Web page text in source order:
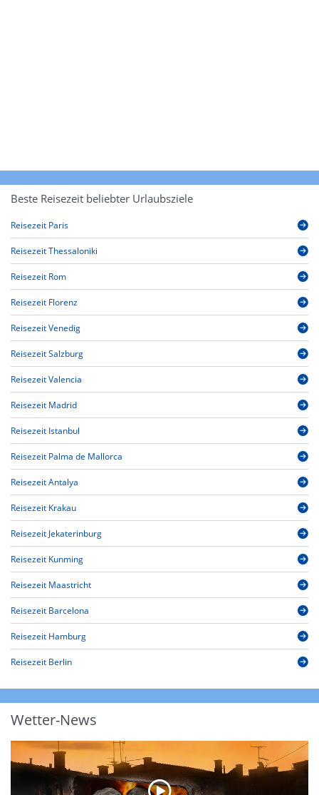
Beste Reisezeit beliebter Urlaubsziele
Reisezeit Paris
Reisezeit Thessaloniki
Reisezeit Rom
Reisezeit Florenz
Reisezeit Venedig
Reisezeit Salzburg
Reisezeit Valencia
Reisezeit Madrid
Reisezeit Istanbul
Reisezeit Palma de Mallorca
Reisezeit Antalya
Reisezeit Krakau
Reisezeit Jekaterinburg
Reisezeit Kunming
Reisezeit Maastricht
Reisezeit Barcelona
Reisezeit Hamburg
Reisezeit Berlin
Wetter-News